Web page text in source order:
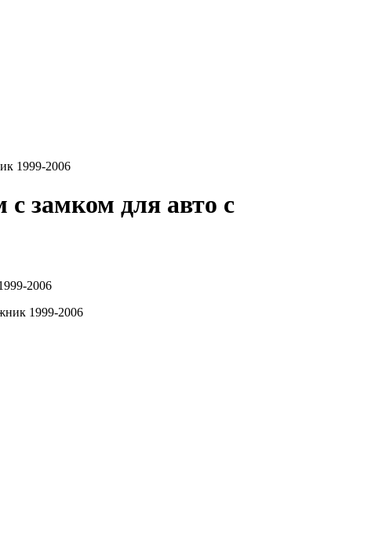
1999-2006
замком для авто с